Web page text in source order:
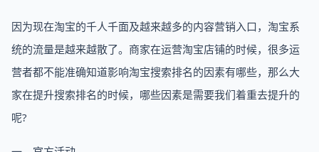
因为现在淘宝的千人千面及越来越多的内容营销入口，淘宝系
统的流量是越来越散了。商家在运营淘宝店铺的时候，很多运
营者都不能准确知道影响淘宝搜索排名的因素有哪些，那么大
家在提升搜索排名的时候，哪些因素是需要我们着重去提升的
呢?